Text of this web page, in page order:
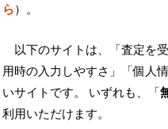
ら）。
以下のサイトは、「査定を
用時の入力しやすさ」「個人
いサイトです。 いずれも、「
利用いただけます。